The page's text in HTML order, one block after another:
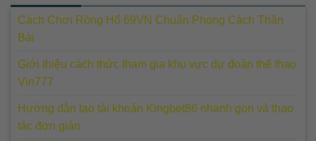
Cách Chơi Rồng Hổ 69VN Chuẩn Phong Cách Thần
Bài
Giới thiệu cách thức tham gia khu vực dự đoán thể thao
Vin777
Hướng dẫn tạo tài khoản Kingbet86 nhanh gọn và thao
tác đơn giản